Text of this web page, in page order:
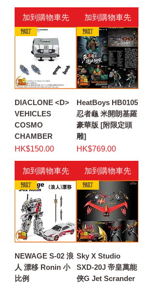
加到購物車先 加到購物車先
預訂
DIACLONE <D>
VEHICLES
COSMO
CHAMBER
價格
HK$150.00
加到購物車先
預訂
HeatBoys HB0105
忍者龜 米開朗基羅
豪華版 [附限定頭
雕]
價格
HK$769.00
加到購物車先
預訂
NEWAGE S-02 浪
人 漂移 Ronin 小
比例
預訂
Sky X Studio
SXD-20J 帝皇萬能
俠G Jet Scrander